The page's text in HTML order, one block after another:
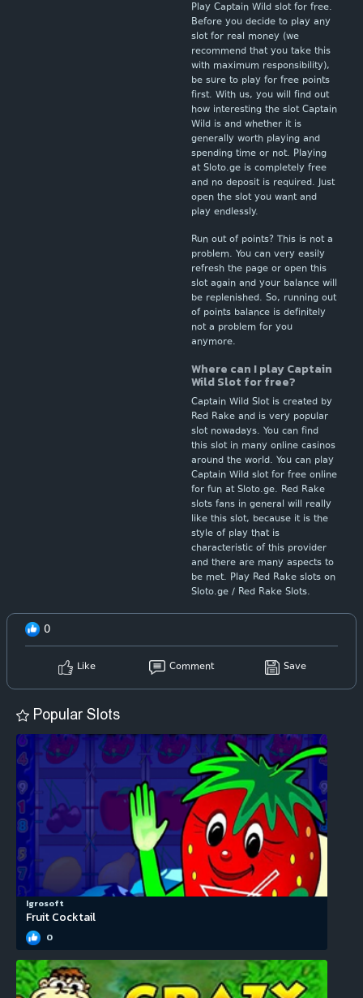
Play Captain Wild slot for free.
Before you decide to play any
slot for real money (we
recommend that you take this
with maximum responsibility),
be sure to play for free points
first. With us, you will find out
how interesting the slot Captain
Wild is and whether it is
generally worth playing and
spending time or not. Playing
at Sloto.ge is completely free
and no deposit is required. Just
open the slot you want and
play endlessly.
Run out of points? This is not a
problem. You can very easily
refresh the page or open this
slot again and your balance will
be replenished. So, running out
of points balance is definitely
not a problem for you
anymore.
Where can I play Captain
Wild Slot for free?
Captain Wild Slot is created by
Red Rake and is very popular
slot nowadays. You can find
this slot in many online casinos
around the world. You can play
Captain Wild slot for free online
for fun at Sloto.ge. Red Rake
slots fans in general will really
like this slot, because it is the
style of play that is
characteristic of this provider
and there are many aspects to
be met. Play Red Rake slots on
Sloto.ge / Red Rake Slots.
0
Like Comment Save
Popular Slots
Igrosoft
Fruit Cocktail
0